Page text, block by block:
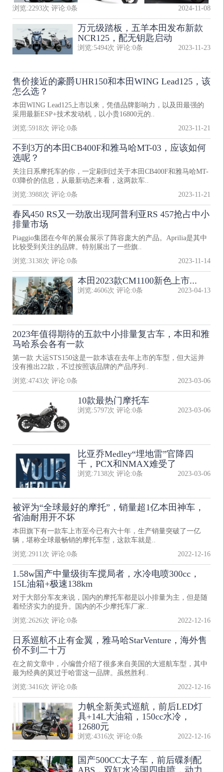
浏览:2293次 评论:0条 2024-11-08
万元级踏板，五羊本田发布新款
NCR125，配无钥匙启动
浏览:5494次 评论:0条 2023-11-23
售价接近的豪爵UHR150和本田WING Lead125，该
怎么选？
本田WING Lead125上市以来，凭借品牌影响力，以及田最强的
采用最新ESP+技术发动机，以小贵16800元的..
浏览:5918次 评论:0条 2023-11-21
不到3万的本田CB400F和雅马哈MT-03，应该如何
选呢？
关注日系摩托车的你，一定刷到过关于本田CB400F和雅马哈MT-
03降价的信息，从最新动态来看，这两款车..
浏览:3988次 评论:0条 2023-11-21
春风450 RS又一劲敌出现阿普利亚RS 457抢占中小
排量市场
Piaggio集团在今年的展会展示了阵容庞大的产品。Aprilia是其中
比较受到关注的品牌。特别展出了一些旗..
浏览:3138次 评论:0条 2023-11-14
本田2023款CM1100新色上市...
浏览:4606次 评论:0条 2023-04-13
2023年值得期待的五款中小排量复古车，本田和雅
马哈系会各有一款
第一款 大运STS150这是一款本该在去年上市的车型，但大运并
没有推出22款，不过按照该品牌的产品序列..
浏览:4743次 评论:0条 2023-03-06
10款最热门摩托车
浏览:5797次 评论:0条 2023-03-06
比亚乔Medley“埋地雷”官降四
千，PCX和NMAX难受了
浏览:7138次 评论:0条 2023-03-06
被评为“全球最好的摩托”，销量超1亿本田神车，
省油耐用开不坏
本田旗下有一款车上市至今已有六十年，生产销量突破了一亿
辆，堪称全球最畅销的摩托车型，这款车就是..
浏览:2911 次 评论:0条 2022-12-16
1.58w国产中量级街车搅局者，水冷电喷300cc，
15L油箱+极速138km
对于大部分车友来说，国内的摩托车都是以小排量为主，但是随
着经济实力的提升。国内的不少摩托车厂家..
浏览:2626次 评论:0条 2022-12-16
日系巡航不止有金翼，雅马哈StarVenture，海外售
价不到二十万
在之前文章中，小编曾介绍了很多来自美国的大巡航车型，其中
最为经典的莫过于哈雷这一品牌。虽然胜利..
浏览:3416次 评论:0条 2022-12-16
力帆全新美式巡航，前后LED灯
具+14L大油箱，150cc水冷，
12680元
浏览:4316次 评论:0条 2022-12-16
国产500CC太子车，前后碟刹配
ABS，双缸水冷国四电喷，动力